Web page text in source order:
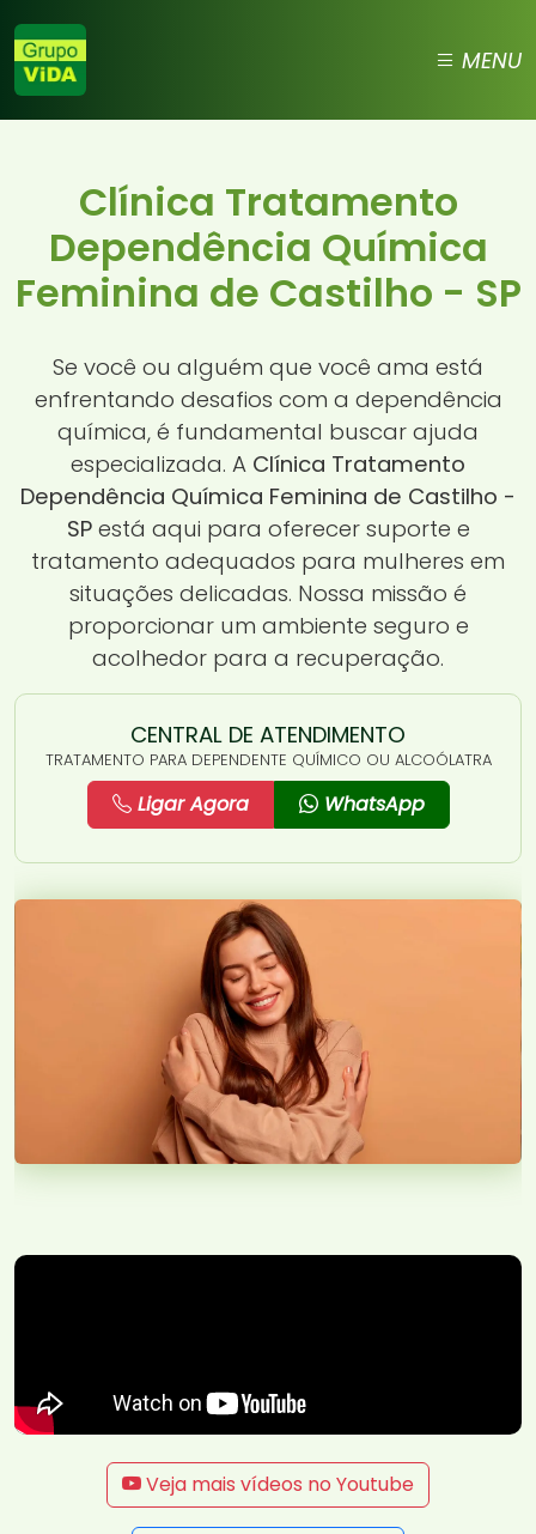
MENU
Clínica Tratamento
Dependência Química
Feminina de Castilho - SP
Se você ou alguém que você ama está
enfrentando desafios com a dependência
química, é fundamental buscar ajuda
especializada. A Clínica Tratamento
Dependência Química Feminina de Castilho -
SPestá aqui para oferecer suporte e
tratamento adequados para mulheres em
situações delicadas. Nossa missão é
proporcionar um ambiente seguro e
acolhedor para a recuperação.
CENTRAL DE ATENDIMENTO
TRATAMENTO PARA DEPENDENTE QUÍMICO OU ALCOÓLATRA
Ligar Agora WhatsApp
Veja mais vídeos no Youtube